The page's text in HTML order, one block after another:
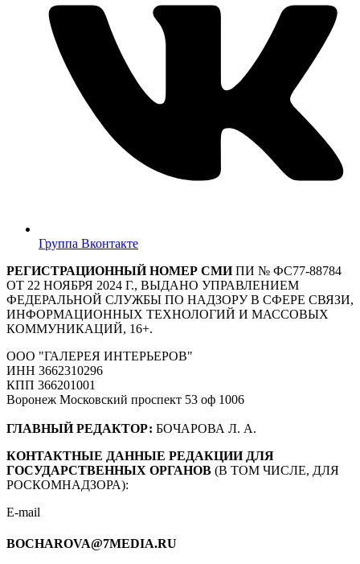
Группа Вконтакте
РЕГИСТРАЦИОННЫЙ НОМЕР СМИПИ № ФС77-88784
ОТ 22 НОЯБРЯ 2024 Г., ВЫДАНО УПРАВЛЕНИЕМ
ФЕДЕРАЛЬНОЙ СЛУЖБЫ ПО НАДЗОРУ В СФЕРЕ СВЯЗИ,
ИНФОРМАЦИОННЫХ ТЕХНОЛОГИЙ И МАССОВЫХ
КОММУНИКАЦИЙ, 16+.
ООО "ГАЛЕРЕЯ ИНТЕРЬЕРОВ"
ИНН 3662310296
КПП 366201001
Воронеж Московский проспект 53 оф 1006
ГЛАВНЫЙ РЕДАКТОР: БОЧАРОВА Л. А.
КОНТАКТНЫЕ ДАННЫЕ РЕДАКЦИИ ДЛЯ
ГОСУДАРСТВЕННЫХ ОРГАНОВ (В ТОМ ЧИСЛЕ, ДЛЯ
РОСКОМНАДЗОРА):
E-mail
BOCHAROVA@7MEDIA.RU